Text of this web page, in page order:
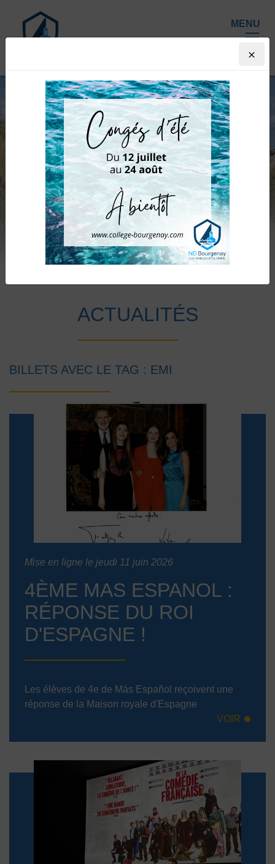
ACTUALITÉS
BILLETS AVEC LE TAG : EMI
Mise en ligne le jeudi 11 juin 2026
4ÈME MAS ESPANOL :
RÉPONSE DU ROI
D'ESPAGNE !
Les élèves de 4e de Más Español reçoivent une
réponse de la Maison royale d'Espagne
VOIR